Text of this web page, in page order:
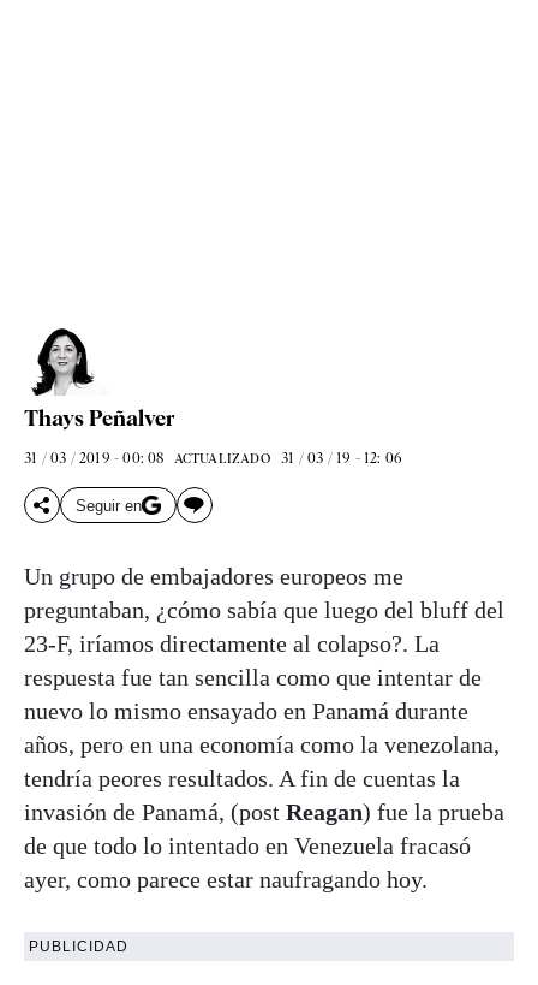
Thays Peñalver
31 / 03 / 2019 - 00: 08 ACTUALIZADO 31 / 03 / 19 - 12: 06
Seguir en
Un grupo de embajadores europeos me
preguntaban, ¿cómo sabía que luego del bluff del
23-F, iríamos directamente al colapso?. La
respuesta fue tan sencilla como que intentar de
nuevo lo mismo ensayado en Panamá durante
años, pero en una economía como la venezolana,
tendría peores resultados. A fin de cuentas la
invasión de Panamá, (post Reagan) fue la prueba
de que todo lo intentado en Venezuela fracasó
ayer, como parece estar naufragando hoy.
PUBLICIDAD